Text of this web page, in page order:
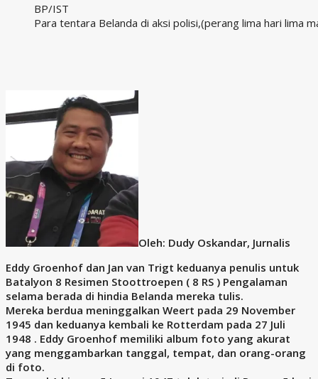
BP/IST
Para tentara Belanda di aksi polisi,(perang lima hari lima
Oleh: Dudy Oskandar, Jurnalis
Eddy Groenhof dan Jan van Trigt keduanya penulis untuk
Batalyon 8 Resimen Stoottroepen ( 8 RS ) Pengalaman
selama berada di hindia Belanda mereka tulis.
Mereka berdua meninggalkan Weert pada 29 November
1945 dan keduanya kembali ke Rotterdam pada 27 Juli
1948 . Eddy Groenhof memiliki album foto yang akurat
yang menggambarkan tanggal, tempat, dan orang-orang
di foto.